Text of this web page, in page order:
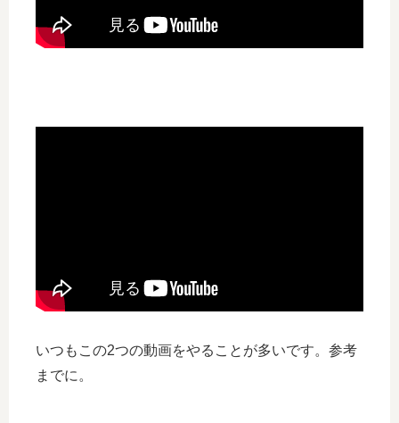
いつもこの2つの動画をやることが多いです。参考
までに。